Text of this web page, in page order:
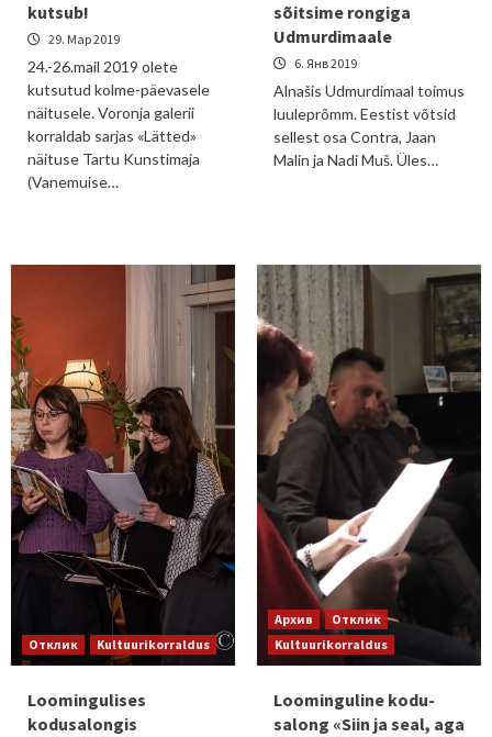
kutsub!
29. Мар 2019
24.-26.mail 2019 olete
kutsutud kolme-päevasele
näitusele. Voronja galerii
korraldab sarjas «Lätted»
näituse Tartu Kunstimaja
(Vanemuise…
sõitsime rongiga
Udmurdimaale
6. Янв 2019
Alnašis Udmurdimaal toimus
luuleprõmm. Eestist võtsid
sellest osa Contra, Jaan
Malin ja Nadi Muš. Üles…
Отклик Kultuurikorraldus
Loomingulises
kodusalongis
Архив
Отклик
Kultuurikorraldus
Loominguline kodu-
salong «Siin ja seal, aga